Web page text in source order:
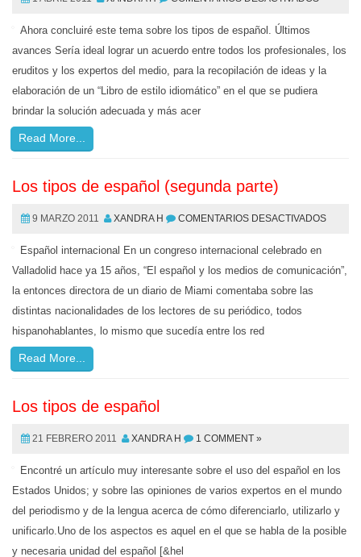
Ahora concluiré este tema sobre los tipos de español. Últimos
avances Sería ideal lograr un acuerdo entre todos los profesionales, los
eruditos y los expertos del medio, para la recopilación de ideas y la
elaboración de un “Libro de estilo idiomático” en el que se pudiera
brindar la solución adecuada y más acer
Read More...
Los tipos de español (segunda parte)
9 MARZO 2011 XANDRA H COMENTARIOS DESACTIVADOS
Español internacional En un congreso internacional celebrado en
Valladolid hace ya 15 años, “El español y los medios de comunicación”,
la entonces directora de un diario de Miami comentaba sobre las
distintas nacionalidades de los lectores de su periódico, todos
hispanohablantes, lo mismo que sucedía entre los red
Read More...
Los tipos de español
21 FEBRERO 2011 XANDRA H 1 COMMENT »
Encontré un artículo muy interesante sobre el uso del español en los
Estados Unidos; y sobre las opiniones de varios expertos en el mundo
del periodismo y de la lengua acerca de cómo diferenciarlo, utilizarlo y
unificarlo.Uno de los aspectos es aquel en el que se habla de la posible
y necesaria unidad del español [&hel